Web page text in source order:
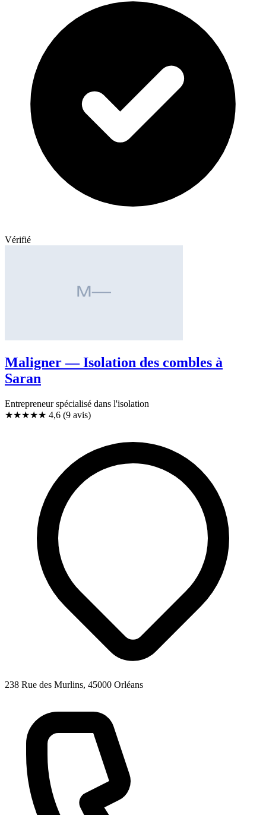
Vérifié
Maligner — Isolation des combles à
Saran
Entrepreneur spécialisé dans l'isolation
★★★★★ 4,6 (9 avis)
238 Rue des Murlins, 45000 Orléans